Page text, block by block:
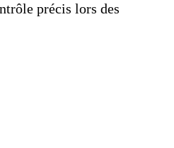
précis lors des